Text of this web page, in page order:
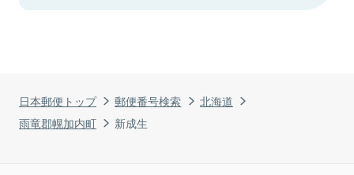
日本郵便トップ 郵便番号検索
北海道
雨竜郡幌加内町
新成生